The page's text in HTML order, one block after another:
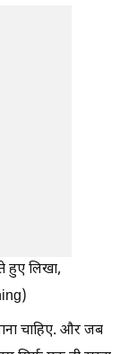
हुए लिखा,
चाहिए. और जब